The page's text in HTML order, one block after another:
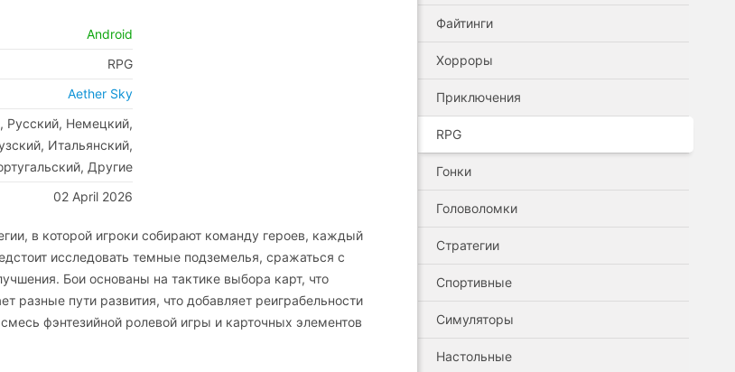
Android
RPG
Aether Sky
Русский, Немецкий,
Итальянский,
Другие
02 April 2026
в которой игроки собирают команду героев, каждый
исследовать темные подземелья, сражаться с
Бои основаны на тактике выбора карт, что
пути развития, что добавляет реиграбельности
фэнтезийной ролевой игры и карточных элементов
Файтинги
Хорроры
Приключения
RPG
Гонки
Головоломки
Стратегии
Спортивные
Симуляторы
Настольные